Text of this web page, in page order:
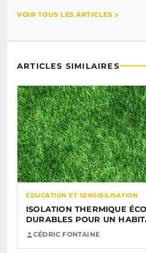
VOIR TOUS LES ARTICLES
ARTICLES SIMILAIRES
ÉDUCATION ET SENSIBILISATION
ISOLATION THERMIQUE
DURABLES POUR UN
CÉDRIC FONTAINE